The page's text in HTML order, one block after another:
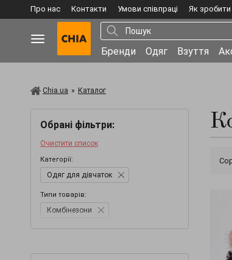
Про нас Контакти Умови співпраці Як
Бренди Одяг Взуття
Chia.ua » Каталог
Обрані фільтри:
Очистити список
Категорії:
Одяг для дівчаток
Типи товарів:
Комбінезони